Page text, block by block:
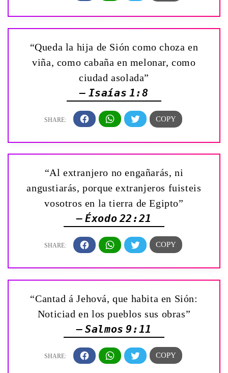
“Queda la hija de Sión como choza en
viña, como cabaña en melonar, como
ciudad asolada”
— Isaías 1:8
“Al extranjero no engañarás, ni
angustiarás, porque extranjeros fuisteis
vosotros en la tierra de Egipto”
— Éxodo 22:21
“Cantad á Jehová, que habita en Sión:
Noticiad en los pueblos sus obras”
— Salmos 9:11